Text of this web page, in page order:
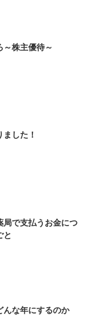
～株主優待～
した！
局で支払うお金につ
と
んな年にするのか